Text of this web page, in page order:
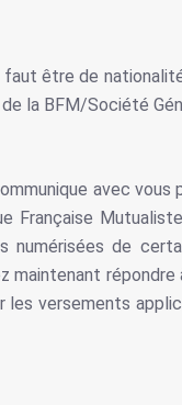
être de
la BFM/Société
avec
Française
numérisées de
maintenant répondre
versements